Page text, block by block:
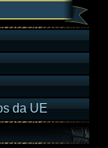
da UE